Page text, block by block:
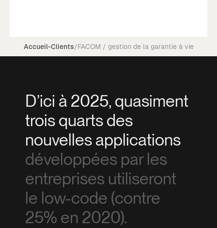
Accueil-Clients/FACOM / gestion de la garantie à vie
D’ici à 2025, quasiment
trois quarts des
nouvelles applications
développées par les
entreprises utiliseront
le low-code (contre
25% en 2020).